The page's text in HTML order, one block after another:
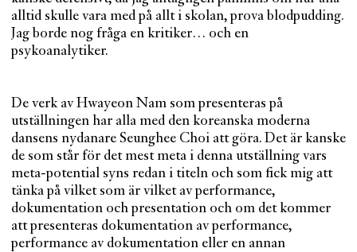
alltid skulle vara med på allt i skolan, prova blodpudding.
Jag borde nog fråga en kritiker… och en
psykoanalytiker.
De verk av Hwayeon Nam som presenteras på
utställningen har alla med den koreanska moderna
dansens nydanare Seunghee Choi att göra. Det är kanske
de som står för det mest meta i denna utställning vars
meta-potential syns redan i titeln och som fick mig att
tänka på vilket som är vilket av performance,
dokumentation och presentation och om det kommer
att presenteras dokumentation av performance,
performance av dokumentation eller en annan